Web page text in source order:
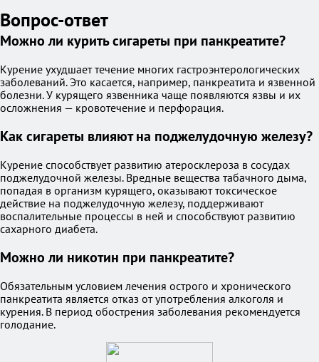
Вопрос-ответ
Можно ли курить сигареты при панкреатите?
Курение ухудшает течение многих гастроэнтерологических
заболеваний. Это касается, например, панкреатита и язвенной
болезни. У курящего язвенника чаще появляются язвы и их
осложнения — кровотечение и перфорация.
Как сигареты влияют на поджелудочную железу?
Курение способствует развитию атеросклероза в сосудах
поджелудочной железы. Вредные вещества табачного дыма,
попадая в организм курящего, оказывают токсическое
действие на поджелудочную железу, поддерживают
воспалительные процессы в ней и способствуют развитию
сахарного диабета.
Можно ли никотин при панкреатите?
Обязательным условием лечения острого и хронического
панкреатита является отказ от употребления алкоголя и
курения. В период обострения заболевания рекомендуется
голодание.